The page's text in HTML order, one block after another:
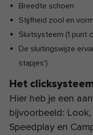
Breedte schoen
Stijfheid zool en
Sluitsysteem (1 punt
De sluitingswijze
stapjes’)
Het
Hier heb je een
bijvoorbeeld: Look,
Speedplay en